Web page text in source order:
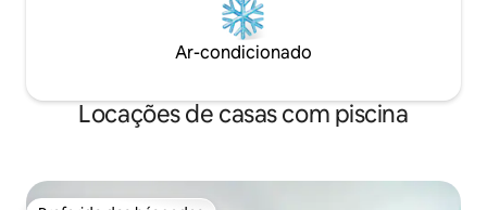
Ar-condicionado
Locações de casas com piscina